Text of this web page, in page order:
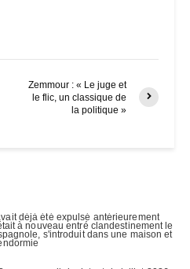
Zemmour : « Le juge et
le flic, un classique de
la politique »